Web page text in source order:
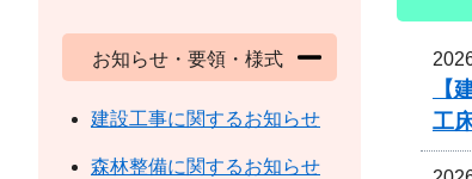
【
工
お知らせ・要領・様式
建設工事に関するお知らせ
森林整備に関するお知らせ